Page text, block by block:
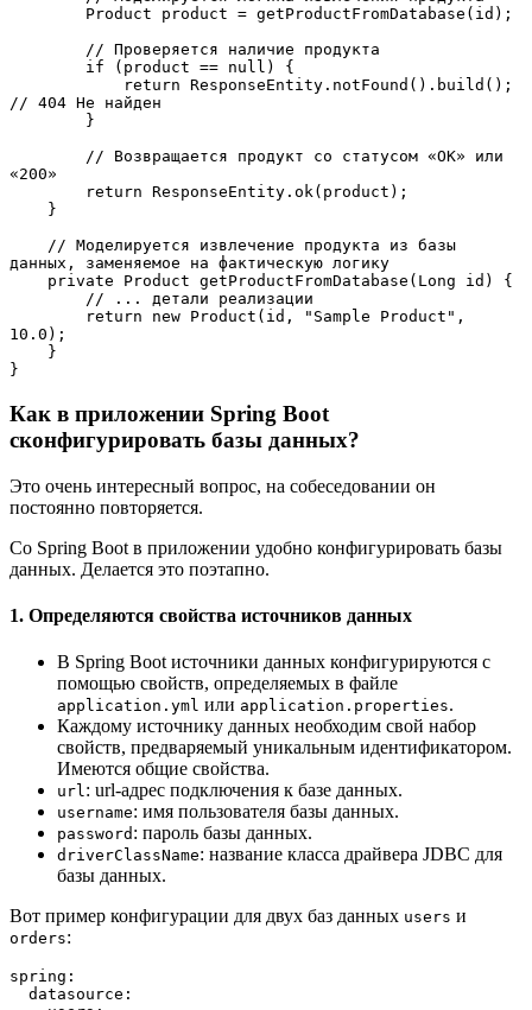
        Product product = getProductFromDatabase(id);
        // Проверяется наличие продукта
        if (product == null) {
// 404 Не найден
        }
«200»
        return ResponseEntity.ok(product);
    }
данных, заменяемое на фактическую логику
    private Product getProductFromDatabase(Long id) {
        // ... детали реализации
10.0);
    }
}
Как в приложении Spring Boot
сконфигурировать базы данных?
Это очень интересный вопрос, на собеседовании он
постоянно повторяется.
Со Spring Boot в приложении удобно конфигурировать базы
данных. Делается это поэтапно.
1. Определяются свойства источников данных
В Spring Boot источники данных конфигурируются с
помощью свойств, определяемых в файле
application.yml или application.properties.
Каждому источнику данных необходим свой набор
свойств, предваряемый уникальным идентификатором.
Имеются общие свойства.
url: url-адрес подключения к базе данных.
username: имя пользователя базы данных.
password : пароль базы данных.
driverClassName: название класса драйвера JDBC для
базы данных.
Вот пример конфигурации для двух баз данных users и
orders:
spring:
  datasource: